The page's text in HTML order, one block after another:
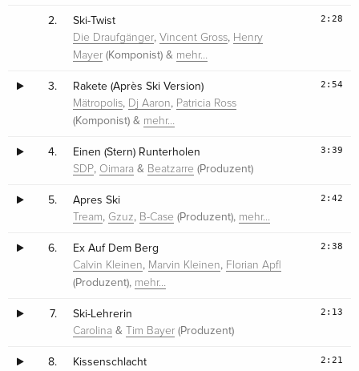
2. Ski-Twist
Die Draufgänger,Vincent Gross, Henry
Mayer (Komponist) & mehr…
2:28
3. Rakete (Après Ski Version)
Mätropolis, Dj Aaron, Patricia Ross
(Komponist) & mehr…
2:54
4. Einen (Stern) Runterholen
SDP, Oimara & Beatzarre (Produzent)
3:39
5. Apres Ski
Tream, Gzuz, B-Case (Produzent), mehr…
2:42
6. Ex Auf Dem Berg
Calvin Kleinen, Marvin Kleinen, Florian Apfl
(Produzent), mehr…
2:38
7. Ski-Lehrerin
Carolina & Tim Bayer (Produzent)
2:13
8. Kissenschlacht 2:21